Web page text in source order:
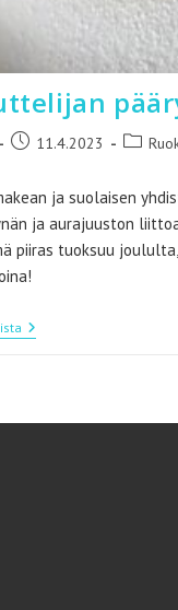
Artikkeli11.4.2023
ja suolaisen
ja aurajuuston
piiras tuoksuu
Herkuttelijan
Päärynätorttu